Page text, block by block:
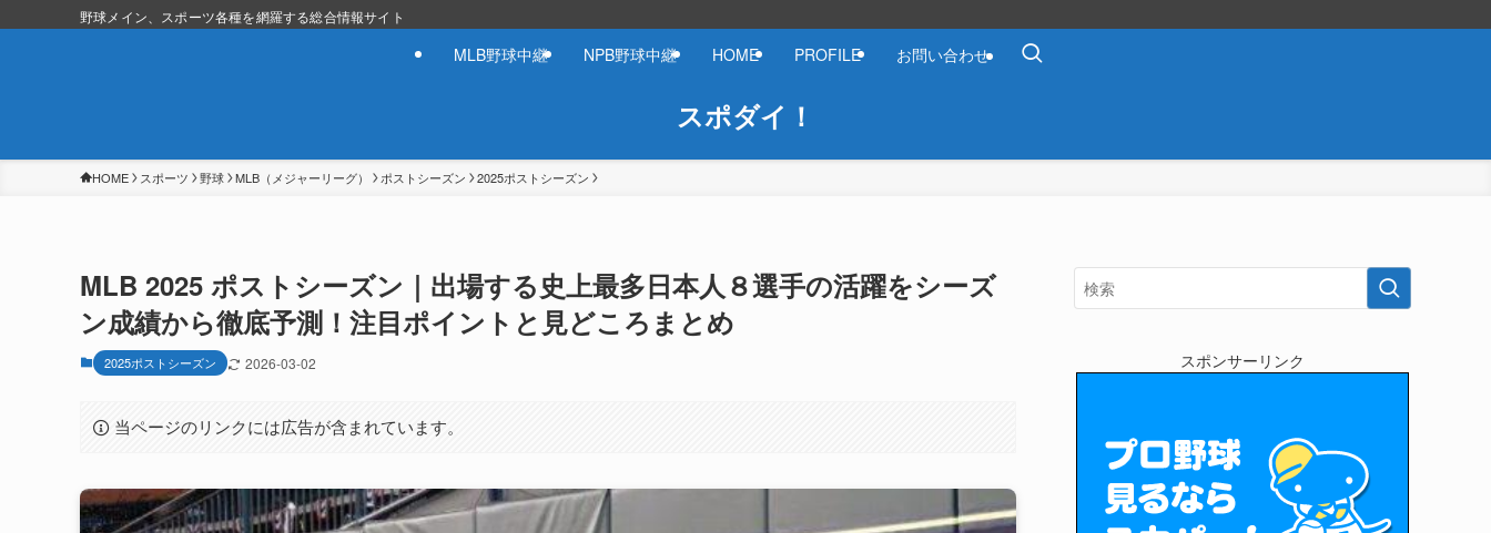
野球メイン、スポーツ各種を網羅する総合情報サイト
スポダイ！
MLB野球中継 NPB野球中継 HOME PROFILE お問い合わせ
HOME スポーツ 野球 MLB（メジャーリーグ） ポストシーズン 2025ポストシーズン
MLB 2025 ポストシーズン｜出場する史上最多日本人８選手の活躍をシーズ
ン成績から徹底予測！注目ポイントと見どころまとめ
2025ポストシーズン 2026-03-02
当ページのリンクには広告が含まれています。
スポンサーリンク